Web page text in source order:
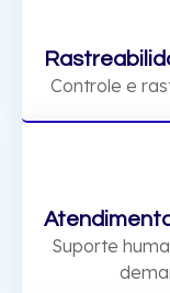
Controle e
Suporte